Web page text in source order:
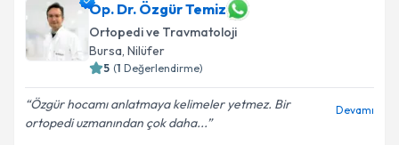
Op. Dr. Özgür Temiz
Ortopedi ve Travmatoloji
Bursa, Nilüfer
5 (1 Değerlendirme)
Özgür hocamı anlatmaya kelimeler yetmez. Bir
ortopedi uzmanından çok daha...
Devamı